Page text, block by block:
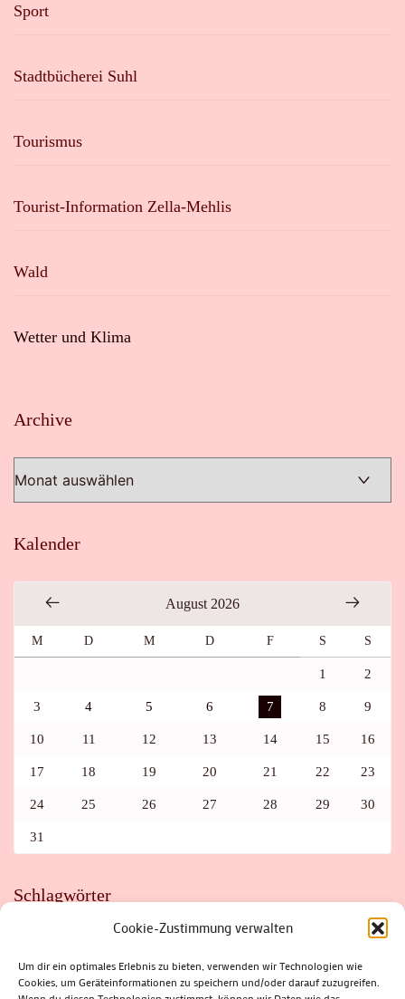
Cookie-Zustimmung verwalten
Um dir ein optimales Erlebnis zu bieten, verwenden wir Technologien wie
Cookies, um Geräteinformationen zu speichern und/oder darauf zuzugreifen.
Sport
Stadtbücherei Suhl
Tourismus
Tourist-Information Zella-Mehlis
Wald
Wetter und Klima
Archive
Kalender
August 2026
M D M D F S S
1 2
3 4 5 6 7 8 9
10 11 12 13 14 15 16
17 18 19 20 21 22 23
24 25 26 27 28 29 30
31
Schlagwörter
FAHRRAD
FLOHMARKT FOLK GEWINNSPIEL
HITZE
HITZEFALLE AUTO
IRISH DANCE JAZZ
KABARETT
KINDER
KIRMES KLASSIK
KLEINE SUHLER REIHE